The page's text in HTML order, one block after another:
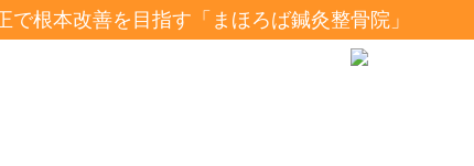
根本改善を目指す「まほろば鍼灸整骨院」